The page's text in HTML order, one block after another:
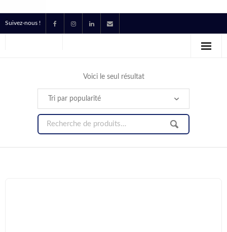
Suivez-nous !
Production
Voici le seul résultat